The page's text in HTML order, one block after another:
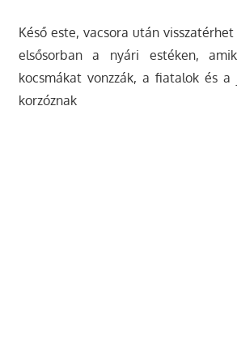
Késő este, vacsora után
elsősorban a nyári estéken,
kocsmákat vonzzák, a fiatalok és a
korzóznak